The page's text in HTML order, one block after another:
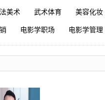
美术 武术体育 美容化妆
电影学职场 电影学管理